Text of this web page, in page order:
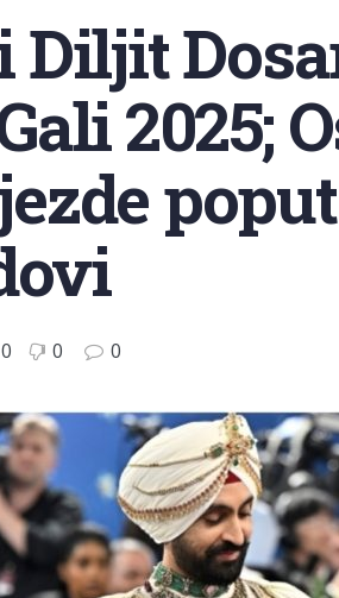
Diljit
2025;
0 0 0